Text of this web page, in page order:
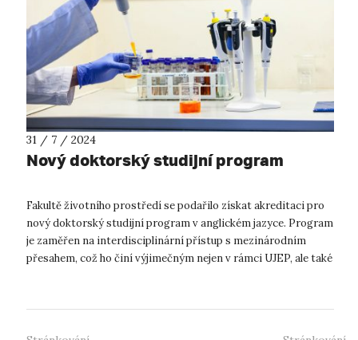
31 / 7 / 2024
Nový doktorský studijní program
Fakultě životního prostředí se podařilo získat akreditaci pro
nový doktorský studijní program v anglickém jazyce. Program
je zaměřen na interdisciplinární přístup s mezinárodním
přesahem, což ho činí výjimečným nejen v rámci UJEP, ale také